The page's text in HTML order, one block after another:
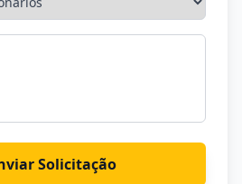
Solicitação